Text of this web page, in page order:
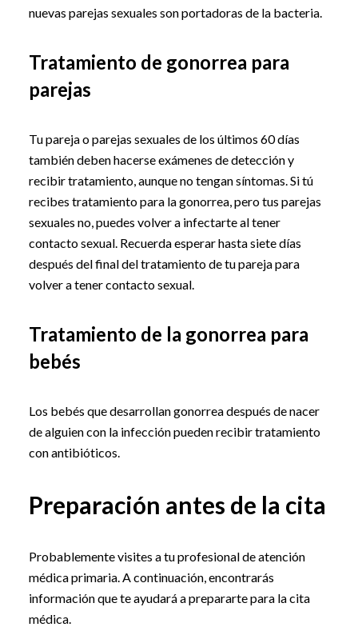
nuevas parejas sexuales son portadoras de la bacteria.
Tratamiento de gonorrea para
parejas
Tu pareja o parejas sexuales de los últimos 60 días
también deben hacerse exámenes de detección y
recibir tratamiento, aunque no tengan síntomas. Si tú
recibes tratamiento para la gonorrea, pero tus parejas
sexuales no, puedes volver a infectarte al tener
contacto sexual. Recuerda esperar hasta siete días
después del final del tratamiento de tu pareja para
volver a tener contacto sexual.
Tratamiento de la gonorrea para
bebés
Los bebés que desarrollan gonorrea después de nacer
de alguien con la infección pueden recibir tratamiento
con antibióticos.
Preparación antes de la cita
Probablemente visites a tu profesional de atención
médica primaria. A continuación, encontrarás
información que te ayudará a prepararte para la cita
médica.